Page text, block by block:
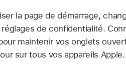
la page de démarrage,
réglages de confidentialité.
maintenir vos onglets
sur tous vos appareils Apple.